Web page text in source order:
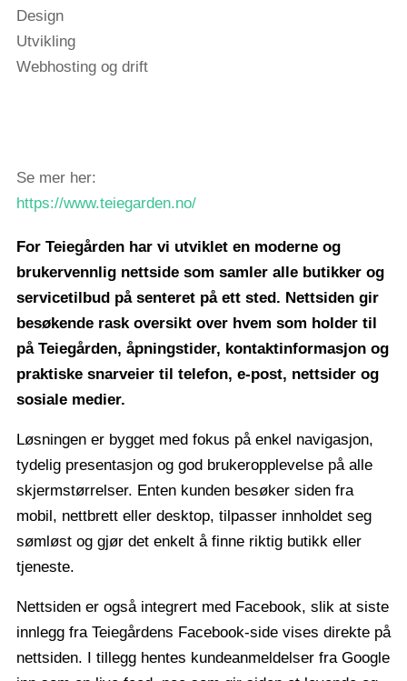
Design
Utvikling
Webhosting og drift
Se mer her:
https://www.teiegarden.no/
For Teiegården har vi utviklet en moderne og
brukervennlig nettside som samler alle butikker og
servicetilbud på senteret på ett sted. Nettsiden gir
besøkende rask oversikt over hvem som holder til
på Teiegården, åpningstider, kontaktinformasjon og
praktiske snarveier til telefon, e-post, nettsider og
sosiale medier.
Løsningen er bygget med fokus på enkel navigasjon,
tydelig presentasjon og god brukeropplevelse på alle
skjermstørrelser. Enten kunden besøker siden fra
mobil, nettbrett eller desktop, tilpasser innholdet seg
sømløst og gjør det enkelt å finne riktig butikk eller
tjeneste.
Nettsiden er også integrert med Facebook, slik at siste
innlegg fra Teiegårdens Facebook-side vises direkte på
nettsiden. I tillegg hentes kundeanmeldelser fra Google